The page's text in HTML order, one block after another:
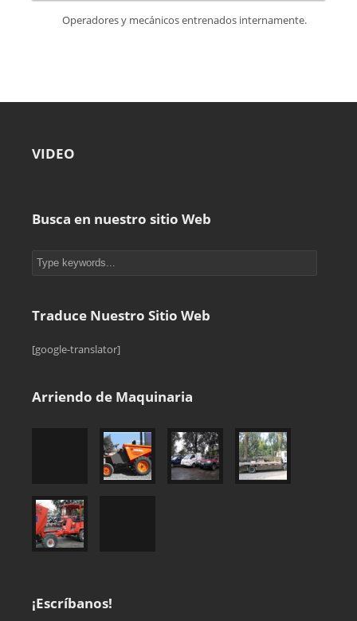
Operadores y mecánicos entrenados internamente.
VIDEO
Busca en nuestro sitio Web
Traduce Nuestro Sitio Web
[google-translator]
Arriendo de Maquinaria
¡Escríbanos!